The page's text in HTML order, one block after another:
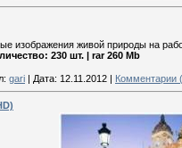
изображения живой природы на
230 шт. | rar 260 Mb
gari | Дата: 12.11.2012 | Комментарии